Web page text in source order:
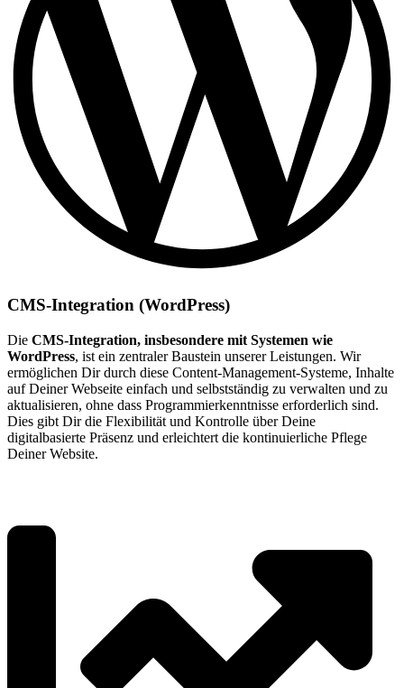
CMS-Integration (WordPress)
Die CMS-Integration, insbesondere mit Systemen wie
WordPress, ist ein zentraler Baustein unserer Leistungen. Wir
ermöglichen Dir durch diese Content-Management-Systeme, Inhalte
auf Deiner Webseite einfach und selbstständig zu verwalten und zu
aktualisieren, ohne dass Programmierkenntnisse erforderlich sind.
Dies gibt Dir die Flexibilität und Kontrolle über Deine
digitalbasierte Präsenz und erleichtert die kontinuierliche Pflege
Deiner Website.